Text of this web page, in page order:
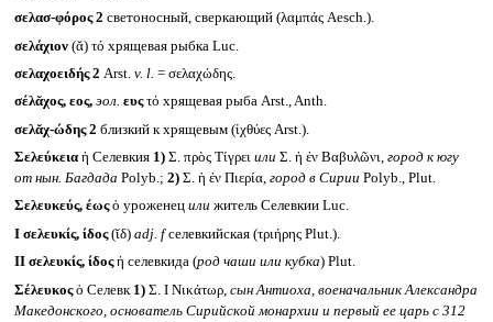
σελασ-φόρος 2 светоносный, сверкающий (λαμπάς Aesch.).
σελάχιον(ᾰ) τό хрящевая рыбка Luc.
σελαχοειδής 2 Arst. v. l. = σελαχώδης.
σέλᾰχος, εος, эол. ευςτό хрящевая рыба Arst., Anth.
σελᾰχ-ώδης 2 близкий к хрящевым (ἰχθύες Arst.).
Σελεύκεια ἡ Селевкия 1)Σ. πρὸς Τίγρει или Σ. ἡ ἐν Βαβυλῶνι, город к югу
от нын. Багдада Polyb.; 2)Σ. ἡ ἐν Πιερία, город в Сирии Polyb., Plut.
Σελευκεύς, έωςὁ уроженец или житель Селевкии Luc.
I σελευκίς, ίδος(ῐδ) adj. fселевкийская (τριήρης Plut.).
II σελευκίς, ίδοςἡ селевкида (род чаши или кубка) Plut.
Σέλευκοςὁ Селевк 1)Σ. I Νικάτωρ, сын Антиоха, военачальник Александра
Македонского, основатель Сирийской монархии и первый ее царь с 312